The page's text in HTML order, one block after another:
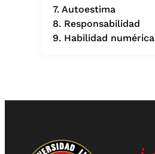
7. Autoestima
8. Responsabilidad
9. Habilidad numérica